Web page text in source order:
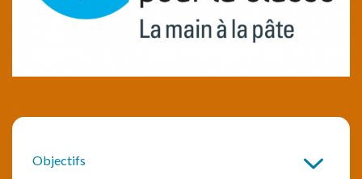
Objectifs